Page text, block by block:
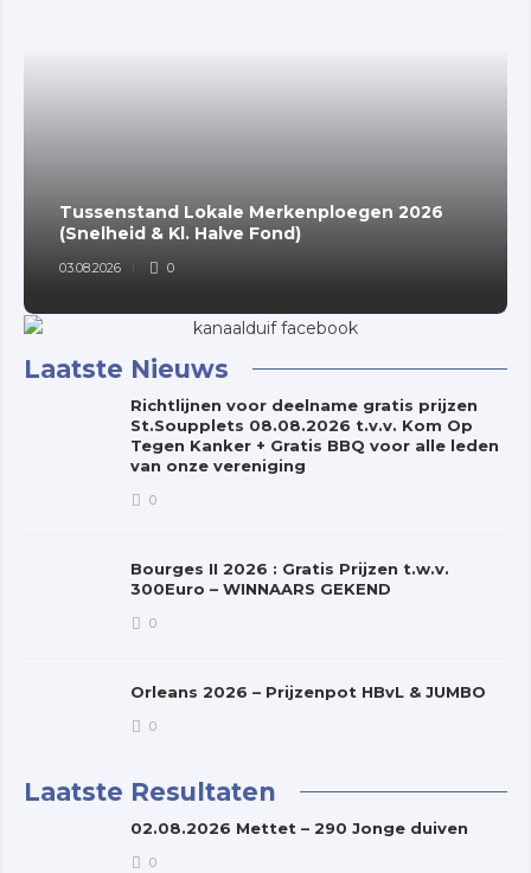
Tussenstand Lokale Merkenploegen 2026
(Snelheid & Kl. Halve Fond)
03.08.2026 0
Laatste Nieuws
Richtlijnen voor deelname gratis prijzen
St.Soupplets 08.08.2026 t.v.v. Kom Op
Tegen Kanker + Gratis BBQ voor alle leden
van onze vereniging
0
Bourges II 2026 : Gratis Prijzen t.w.v.
300Euro – WINNAARS GEKEND
0
Orleans 2026 – Prijzenpot HBvL & JUMBO
0
Laatste Resultaten
02.08.2026 Mettet – 290 Jonge duiven
0